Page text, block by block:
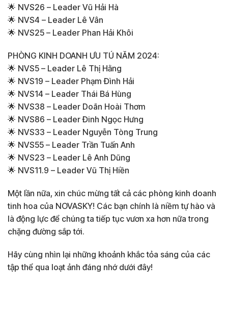
🌟 NVS26 – Leader Vũ Hải Hà
🌟 NVS4 – Leader Lê Vân
🌟 NVS25 – Leader Phan Hải Khôi
PHÒNG KINH DOANH ƯU TÚ NĂM 2024:
🌟 NVS5 – Leader Lê Thị Hằng
🌟 NVS19 – Leader Phạm Đình Hải
🌟 NVS14 – Leader Thái Bá Hùng
🌟 NVS38 – Leader Doãn Hoài Thơm
🌟 NVS86 – Leader Đinh Ngọc Hưng
🌟 NVS33 – Leader Nguyễn Tòng Trung
🌟 NVS55 – Leader Trần Tuấn Anh
🌟 NVS23 – Leader Lê Anh Dũng
🌟 NVS11.9 – Leader Vũ Thị Hiền
Một lần nữa, xin chúc mừng tất cả các phòng kinh doanh
tinh hoa của NOVASKY! Các bạn chính là niềm tự hào và
là động lực để chúng ta tiếp tục vươn xa hơn nữa trong
chặng đường sắp tới.
Hãy cùng nhìn lại những khoảnh khắc tỏa sáng của các
tập thể qua loạt ảnh đáng nhớ dưới đây!